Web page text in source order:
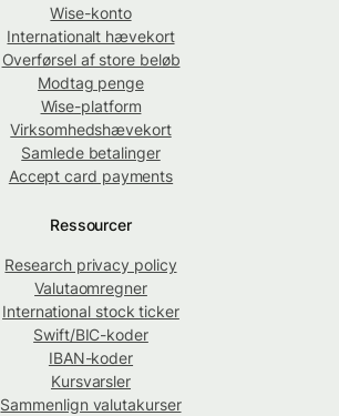
Wise-konto
Internationalt hævekort
Overførsel af store beløb
Modtag penge
Wise-platform
Virksomhedshævekort
Samlede betalinger
Accept card payments
Ressourcer
Research privacy policy
Valutaomregner
International stock ticker
Swift/BIC-koder
IBAN-koder
Kursvarsler
Sammenlign valutakurser